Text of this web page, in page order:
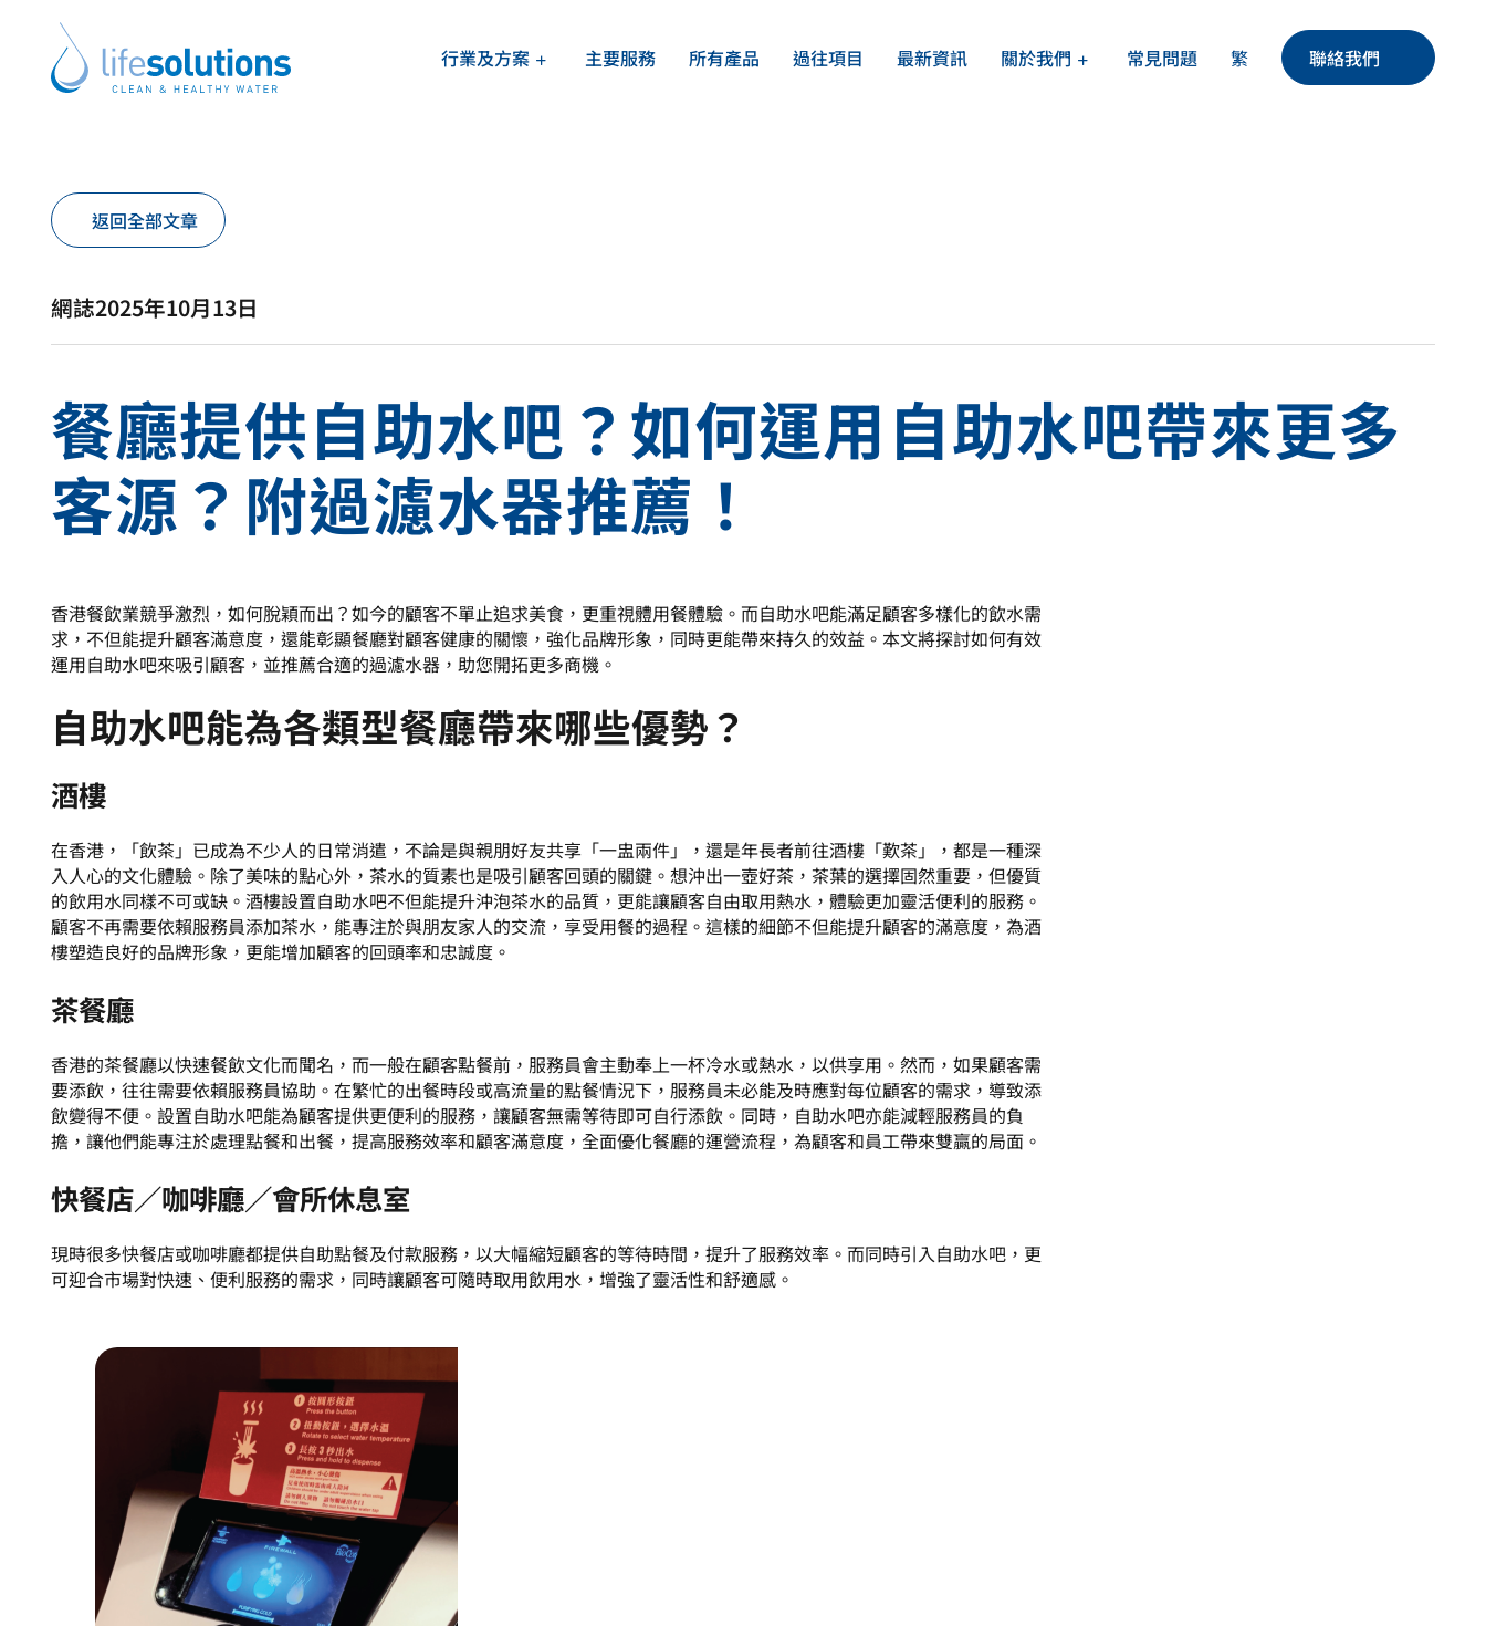
content
行業及方案
產品及方案
Life Solutions提供多元濾水方案與飲水機選擇，依據您的需求
不論辦公室、酒店、餐廳、住宅、醫院或學校，我們都能提供專
業系統，讓健康純淨的飲用水隨手可得。
This
is
a
link
to
page
This
is
link
to
page
This
is
a
link
to
page
This
is
link
to
page
餐飲酒店商用
公眾加水站方案
校園飲水機設備
主要服務 所有產品 過往項目 最新資訊 關於我們
關於我們
Life Solutions為香港及澳門客戶提供專業濾水系統、飲水機及
我們承諾確保安全、純淨、健康的飲用水，並以可靠且可持續的
補水方案，提升客戶的用水體驗。
This
is
a
link
to
page
This
is
link
to
page
This
is
a
link
to
page
This
is
link
to
page
常見問題 繁 聯絡我們
返回全部文章
網誌2025年10月13日
餐廳提供自助水吧？如何運用自助水吧帶來更多
客源？附過濾水器推薦！
香港餐飲業競爭激烈，如何脫穎而出？如今的顧客不單止追求美食，更重視體用餐體驗。而自助水吧能滿足顧客多樣化的飲水需
求，不但能提升顧客滿意度，還能彰顯餐廳對顧客健康的關懷，強化品牌形象，同時更能帶來持久的效益。本文將探討如何有效
運用自助水吧來吸引顧客，並推薦合適的過濾水器，助您開拓更多商機。
自助水吧能為各類型餐廳帶來哪些優勢？
酒樓
在香港，「飲茶」已成為不少人的日常消遣，不論是與親朋好友共享「一盅兩件」，還是年長者前往酒樓「歎茶」，都是一種深
入人心的文化體驗。除了美味的點心外，茶水的質素也是吸引顧客回頭的關鍵。想沖出一壺好茶，茶葉的選擇固然重要，但優質
的飲用水同樣不可或缺。酒樓設置自助水吧不但能提升沖泡茶水的品質，更能讓顧客自由取用熱水，體驗更加靈活便利的服務。
顧客不再需要依賴服務員添加茶水，能專注於與朋友家人的交流，享受用餐的過程。這樣的細節不但能提升顧客的滿意度，為酒
樓塑造良好的品牌形象，更能增加顧客的回頭率和忠誠度。
茶餐廳
香港的茶餐廳以快速餐飲文化而聞名，而一般在顧客點餐前，服務員會主動奉上一杯冷水或熱水，以供享用。然而，如果顧客需
要添飲，往往需要依賴服務員協助。在繁忙的出餐時段或高流量的點餐情況下，服務員未必能及時應對每位顧客的需求，導致添
飲變得不便。設置自助水吧能為顧客提供更便利的服務，讓顧客無需等待即可自行添飲。同時，自助水吧亦能減輕服務員的負
擔，讓他們能專注於處理點餐和出餐，提高服務效率和顧客滿意度，全面優化餐廳的運營流程，為顧客和員工帶來雙贏的局面。
快餐店／咖啡廳／會所休息室
現時很多快餐店或咖啡廳都提供自助點餐及付款服務，以大幅縮短顧客的等待時間，提升了服務效率。而同時引入自助水吧，更
可迎合市場對快速、便利服務的需求，同時讓顧客可隨時取用飲用水，增強了靈活性和舒適感。